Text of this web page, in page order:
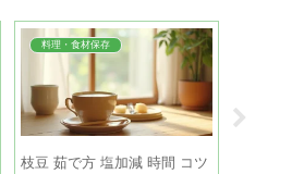
料理・食材保存
枝豆 茹で方 塩加減 時間 コツ